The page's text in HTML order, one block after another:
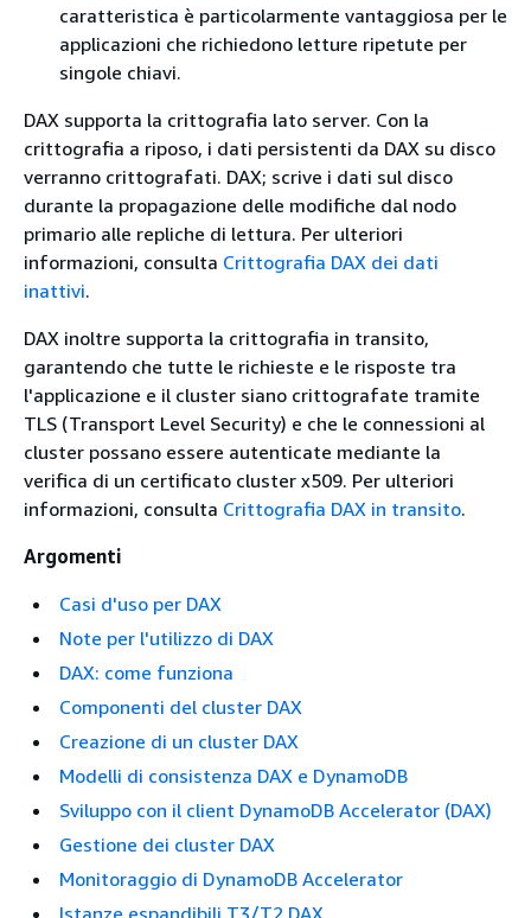
caratteristica è particolarmente vantaggiosa per le
applicazioni che richiedono letture ripetute per
singole chiavi.
DAX supporta la crittografia lato server. Con la
crittografia a riposo, i dati persistenti da DAX su disco
verranno crittografati. DAX; scrive i dati sul disco
durante la propagazione delle modifiche dal nodo
primario alle repliche di lettura. Per ulteriori
informazioni, consulta Crittografia DAX dei dati
inattivi.
DAX inoltre supporta la crittografia in transito,
garantendo che tutte le richieste e le risposte tra
l'applicazione e il cluster siano crittografate tramite
TLS (Transport Level Security) e che le connessioni al
cluster possano essere autenticate mediante la
verifica di un certificato cluster x509. Per ulteriori
informazioni, consulta Crittografia DAX in transito.
Argomenti
Casi d'uso per DAX
Note per l'utilizzo di DAX
DAX: come funziona
Componenti del cluster DAX
Creazione di un cluster DAX
Modelli di consistenza DAX e DynamoDB
Sviluppo con il client DynamoDB Accelerator (DAX)
Gestione dei cluster DAX
Monitoraggio di DynamoDB Accelerator
Istanze espandibili T3/T2 DAX